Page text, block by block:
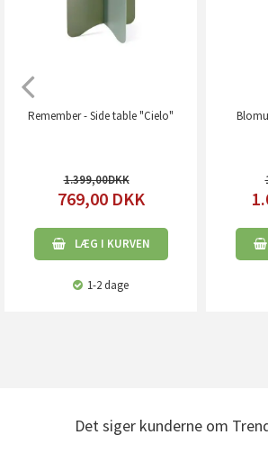
Remember - Side table "Cielo"
1.399,00
769,00 DKK
LÆG I KURVEN
1-2 dage
Det siger kunderne om